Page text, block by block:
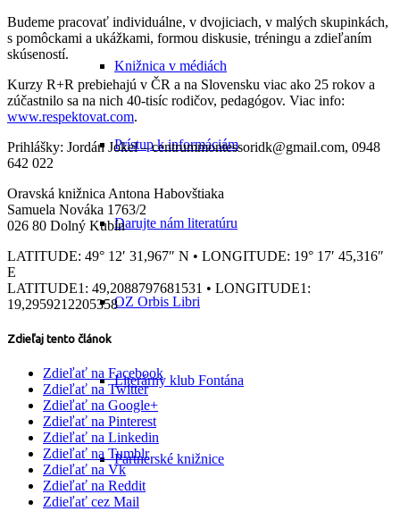
Knižnica v médiách
Prístup k informáciám
Darujte nám literatúru
OZ Orbis Libri
Literárny klub Fontána
Partnerské knižnice
Budeme pracovať individuálne, v dvojiciach, v malých skupinkách,
s pomôckami a ukážkami, formou diskusie, tréningu a zdieľaním
skúseností.
Kurzy R+R prebiehajú v ČR a na Slovensku viac ako 25 rokov a
zúčastnilo sa na nich 40-tisíc rodičov, pedagógov. Viac info:
www.respektovat.com.
Prihlášky: Jordán Jokel – centrummontessoridk@gmail.com, 0948
642 022
Oravská knižnica Antona Habovštiaka
Samuela Nováka 1763/2
026 80 Dolný Kubín
LATITUDE: 49° 12′ 31,967″ N • LONGITUDE: 19° 17′ 45,316″
E
LATITUDE1: 49,2088797681531 • LONGITUDE1:
19,2959212205358
Zdieľaj tento článok
Zdieľať na Facebook
Zdieľať na Twitter
Zdieľať na Google+
Zdieľať na Pinterest
Zdieľať na Linkedin
Zdieľať na Tumblr
Zdieľať na Vk
Zdieľať na Reddit
Zdieľať cez Mail